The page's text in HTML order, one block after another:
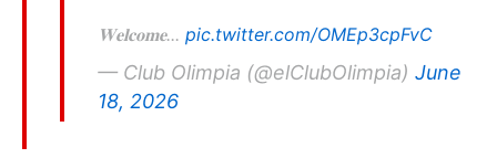
𝐖𝐞𝐥𝐜𝐨𝐦𝐞... pic.twitter.com/OMEp3cpFvC
— Club Olimpia (@elClubOlimpia) June
18, 2026